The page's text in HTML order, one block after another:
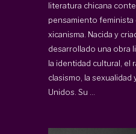
literatura chicana
pensamiento feminista
xicanisma. Nacida y
desarrollado una obra
la identidad cultural, el
clasismo, la sexualidad
Unidos. Su ...